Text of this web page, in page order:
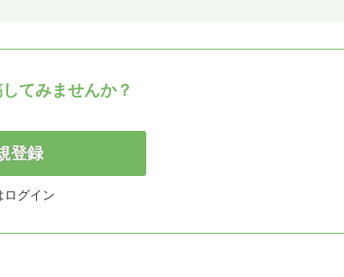
てみませんか？
登録
ログイン